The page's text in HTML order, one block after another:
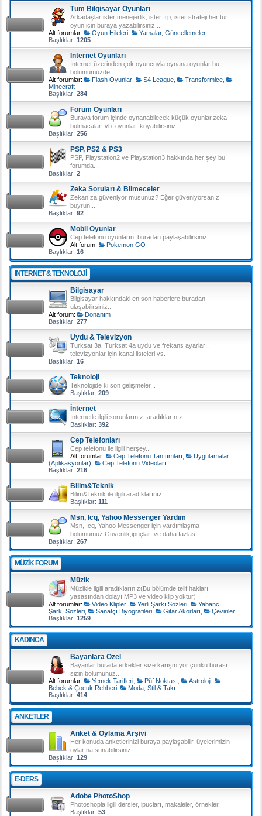
Tüm Bilgisayar Oyunları
Arkadaşlar ister menejerlik, ister frp, ister strateji her tür
oyun için buraya yazabilirsiniz...
Alt forumlar:
Oyun Hileleri,
Yamalar, Güncellemeler
Başlıklar: 1205
Internet Oyunları
İnternet üzerinden çok oyuncuyla oynana oyunlar bu
bölümümüzde...
Alt forumlar:
Flash Oyunlar, S4 League, Transformice,
Minecraft
Başlıklar: 284
Forum Oyunları
Buraya forum içinde oynanabilecek küçük oyunlar,zeka
bulmacaları vb. oyunları koyabilirsiniz.
Başlıklar: 256
PSP, PS2 & PS3
PSP, Playstation2 ve Playstation3 hakkında her şey bu
forumda...
Başlıklar: 2
Zeka Soruları & Bilmeceler
Zekanıza güveniyor musunuz? Eğer güveniyorsanız
buyrun...
Başlıklar: 92
Mobil Oyunlar
Cep telefonu oyunlarını buradan paylaşabilirsiniz.
Alt forum:
Pokemon GO
Başlıklar: 16
INTERNET & TEKNOLOJI
Bilgisayar
Bilgisayar hakkındaki en son haberlere buradan
ulaşabilirsiniz...
Alt forum:
Donanım
Başlıklar: 277
Uydu & Televizyon
Turksat 3a, Turksat 4a uydu ve frekans ayarları,
televizyonlar için kanal listeleri vs.
Başlıklar: 16
Teknoloji
Teknolojide ki son gelişmeler...
Başlıklar: 209
İnternet
İnternetle ilgili sorunlarınız, aradıklarınız...
Başlıklar: 392
Cep Telefonları
Cep telefonu ile ilgili herşey...
Alt forumlar:
Cep Telefonu Tanıtımları
Uygulamalar
(Aplikasyonlar)
Cep Telefonu Videoları
Başlıklar: 216
Bilim&Teknik
Bilim&Teknik ile ilgili aradıklarınız....
Başlıklar: 111
Msn, Icq, Yahoo Messenger Yardım
Msn, Icq, Yahoo Messenger için yardımlaşma
bölümümüz.Güvenlik,ipuçları ve daha fazlası..
Başlıklar: 267
MÜZIK FORUM
Müzik
Müzikle ilgili aradıklarınız(Bu bölümde telif hakları
yasasından dolayı MP3 ve video klip yoktur)
Alt forumlar:
Video Klipler, Yerli Şarkı Sözleri,
Yabancı
Şarkı Sözleri
Sanatçı Biyografileri, Gitar Akorları
Çeviriler
Başlıklar: 1259
KADINCA
Bayanlara Özel
Bayanlar burada erkekler size karışmıyor çünkü burası
sizin bölümünüz...
Alt forumlar:
Yemek Tarifleri, Püf Noktası Astroloji,
Bebek & Çocuk Rehberi
Moda, Stil & Takı
Başlıklar: 414
ANKETLER
Anket & Oylama Arşivi
Her konuda anketlerinizi buraya paylaşabilir, üyelerimizin
oylarına sunabilirsiniz.
Başlıklar: 129
E-DERS
Adobe PhotoShop
Photoshopla ilgili dersler, ipuçları, makaleler, örnekler.
Başlıklar: 53